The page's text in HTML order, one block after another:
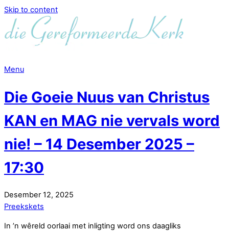
Skip to content
Menu
Die Goeie Nuus van Christus
KAN en MAG nie vervals word
nie! – 14 Desember 2025 –
17:30
Desember 12, 2025
Preekskets
In ’n wêreld oorlaai met inligting word ons daagliks